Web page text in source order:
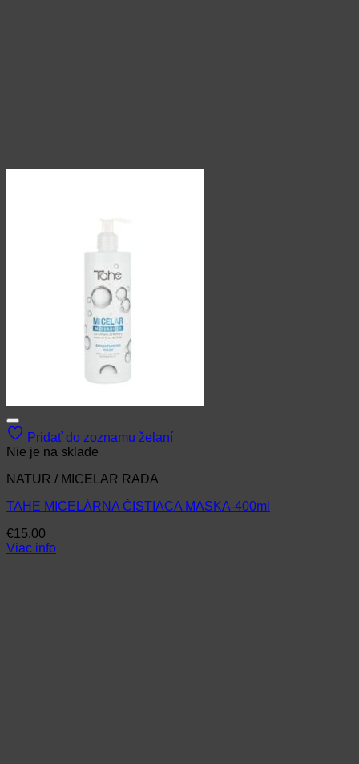
Pridať do zoznamu želaní
Nie je na sklade
NATUR / MICELAR RADA
TAHE MICELÁRNA ČISTIACA MASKA-400ml
€15.00
Viac info